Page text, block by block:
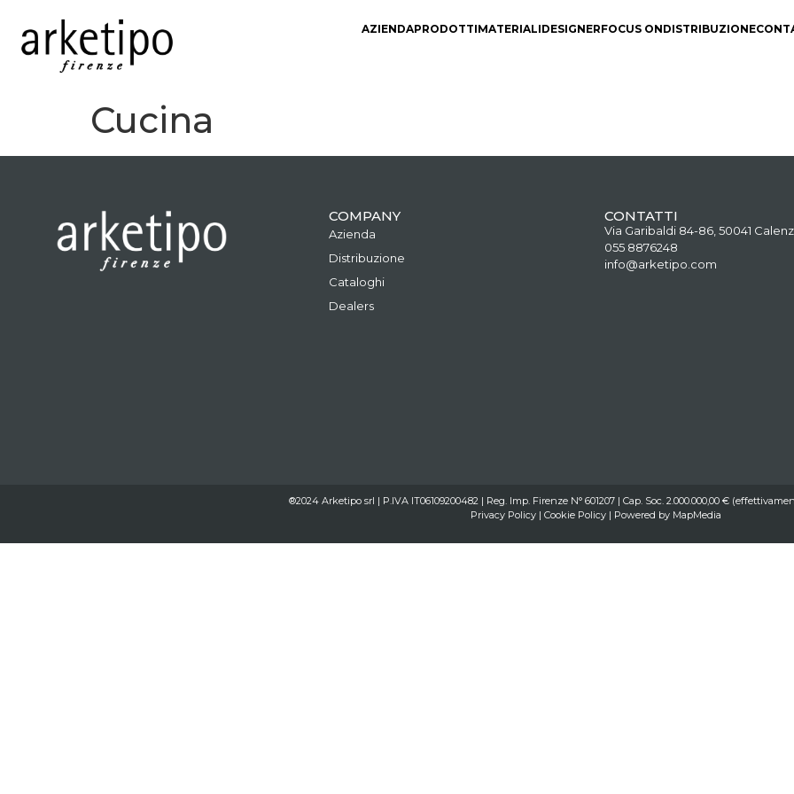
AZIENDAPRODOTTIMATERIALIDESIGNERFOCUS ONDISTRIBUZIONE
Cucina
COMPANY
Azienda
Distribuzione
Cataloghi
Dealers
CONTATTI
Via Garibaldi 84-86, 50041
055 8876248
info@arketipo.com
®2024 Arketipo srl | P.IVA IT06109200482 | Reg. Imp. Firenze N° 601207 | Cap. Soc. 2.000.000,00 €
Privacy Policy| Cookie Policy| Powered by MapMedia